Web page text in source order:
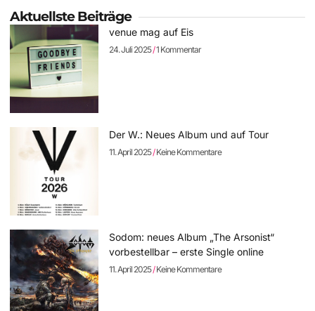
Aktuellste Beiträge
venue mag auf Eis
24. Juli 2025 1 Kommentar
Der W.: Neues Album und auf Tour
11. April 2025 Keine Kommentare
Sodom: neues Album „The Arsonist“
vorbestellbar – erste Single online
11. April 2025 Keine Kommentare